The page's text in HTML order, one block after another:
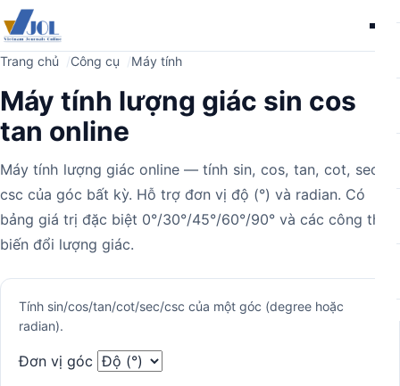
Trang chủ Công cụ Máy tính
Máy tính lượng giác sin cos
tan online
Máy tính lượng giác online — tính sin, cos, tan, cot, sec,
csc của góc bất kỳ. Hỗ trợ đơn vị độ (°) và radian. Có
bảng giá trị đặc biệt 0°/30°/45°/60°/90° và các công thức
biến đổi lượng giác.
Máy
tính
Tính sin/cos/tan/cot/sec/csc của một góc (degree hoặc
radian).
Đơn vị góc